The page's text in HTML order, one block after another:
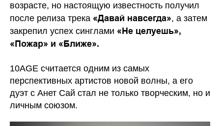
возрасте, но настоящую известность получил
после релиза трека «Давай навсегда», а затем
закрепил успех синглами «Не целуешь»,
«Пожар» и «Ближе».
10AGE считается одним из самых
перспективных артистов новой волны, а его
дуэт с Анет Сай стал не только творческим, но и
личным союзом.